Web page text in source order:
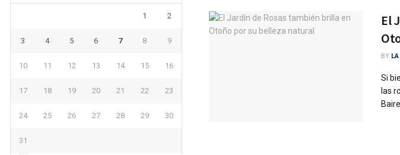
El
BY
Si
las
1 2
3 4 5 6 7 8 9
10 11 12 13 14 15 16
17 18 19 20 21 22 23
24 25 26 27 28 29 30
31